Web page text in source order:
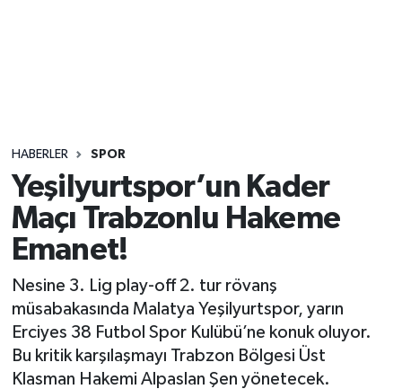
HABERLER SPOR
Yeşilyurtspor’un Kader
Maçı Trabzonlu Hakeme
Emanet!
Nesine 3. Lig play-off 2. tur rövanş
müsabakasında Malatya Yeşilyurtspor, yarın
Erciyes 38 Futbol Spor Kulübü’ne konuk oluyor.
Bu kritik karşılaşmayı Trabzon Bölgesi Üst
Klasman Hakemi Alpaslan Şen yönetecek.
Yaşam